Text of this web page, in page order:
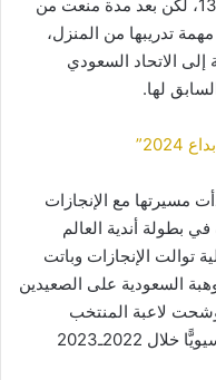
الصبيان إلى جانب أخيها، حتى بلغت الـ 13، لكن بعد مدة منعت من
تدريبها من المنزل،
إلى الاتحاد السعودي
لها.
من العمر 27 عامًا، بدأت مسيرتها مع الإنجازات
في بطولة أندية العالم
توالت الإنجازات وباتت
السعودية على الصعيدين
لاعبة المنتخب
2022ـ2023